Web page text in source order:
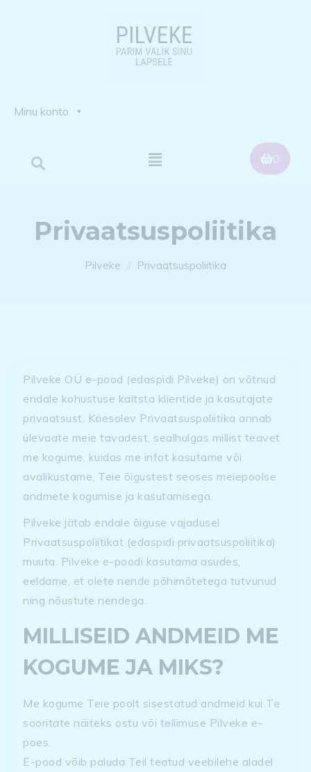
Minu konto
0
Privaatsuspoliitika
Pilveke Privaatsuspoliitika
Pilveke OÜ e-pood (edaspidi Pilveke) on võtnud
endale kohustuse kaitsta klientide ja kasutajate
privaatsust. Käesolev Privaatsuspoliitika annab
ülevaate meie tavadest, sealhulgas millist teavet
me kogume, kuidas me infot kasutame või
avalikustame, Teie õigustest seoses meiepoolse
andmete kogumise ja kasutamisega.
Pilveke jätab endale õiguse vajadusel
Privaatsuspoliitikat (edaspidi privaatsuspoliitika)
muuta. Pilveke e-poodi kasutama asudes,
eeldame, et olete nende põhimõtetega tutvunud
ning nõustute nendega.
MILLISEID ANDMEID ME
KOGUME JA MIKS?
Me kogume Teie poolt sisestatud andmeid kui Te
sooritate näiteks ostu või tellimuse Pilveke e-
poes.
E-pood võib paluda Teil teatud veebilehe aladel